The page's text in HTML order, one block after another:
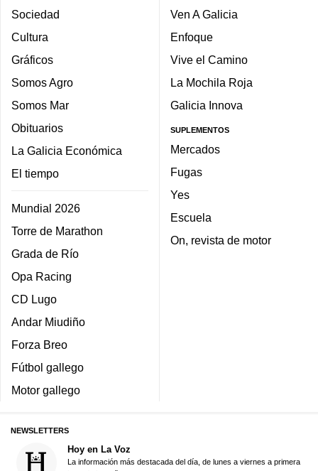
Sociedad
Cultura
Gráficos
Somos Agro
Somos Mar
Obituarios
La Galicia Económica
El tiempo
Mundial 2026
Torre de Marathon
Grada de Río
Opa Racing
CD Lugo
Andar Miudiño
Forza Breo
Fútbol gallego
Motor gallego
Ven A Galicia
Enfoque
Vive el Camino
La Mochila Roja
Galicia Innova
SUPLEMENTOS
Mercados
Fugas
Yes
Escuela
On, revista de motor
NEWSLETTERS
Hoy en La Voz
La información más destacada del día, de lunes a viernes a primera